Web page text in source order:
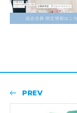
PREV